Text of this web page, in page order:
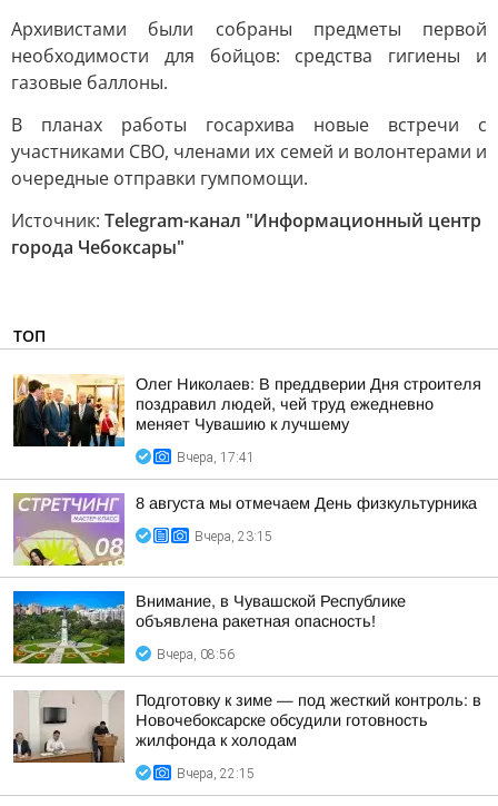
Архивистами были собраны предметы первой
необходимости для бойцов: средства гигиены и
газовые баллоны.
В планах работы госархива новые встречи с
участниками СВО, членами их семей и волонтерами и
очередные отправки гумпомощи.
Источник: Telegram-канал "Информационный центр
города Чебоксары"
ТОП
Олег Николаев: В преддверии Дня строителя
поздравил людей, чей труд ежедневно
меняет Чувашию к лучшему
Вчера, 17:41
8 августа мы отмечаем День физкультурника
Вчера, 23:15
Внимание, в Чувашской Республике
объявлена ракетная опасность!
Вчера, 08:56
Подготовку к зиме — под жесткий контроль: в
Новочебоксарске обсудили готовность
жилфонда к холодам
Вчера, 22:15